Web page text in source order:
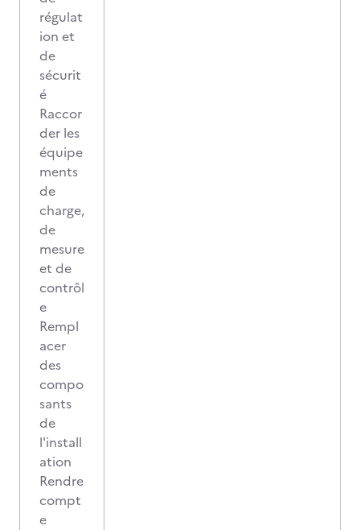
régulat
ion et
de
sécurit
é
Raccor
der les
équipe
ments
de
charge,
de
mesure
et de
contrôl
e
Rempl
acer
des
compo
sants
de
l'install
ation
Rendre
compt
e